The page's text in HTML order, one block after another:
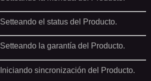
Setteando el status del Producto.
Setteando la garantía del Producto.
Iniciando sincronización del Producto.